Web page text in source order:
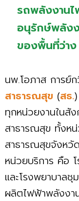
รถพลังงานไ
อนุรักษ์พลัง
ของพื้นที่ว่า
นพ.โอภาส การย์
สาธารณสุข (สธ.
ทุกหน่วยงานในสั
สาธารณสุข ทั้งห
สาธารณสุขจังหวั
หน่วยบริการ คือ
และโรงพยาบาล
ผลิตไฟฟ้าพลังงา